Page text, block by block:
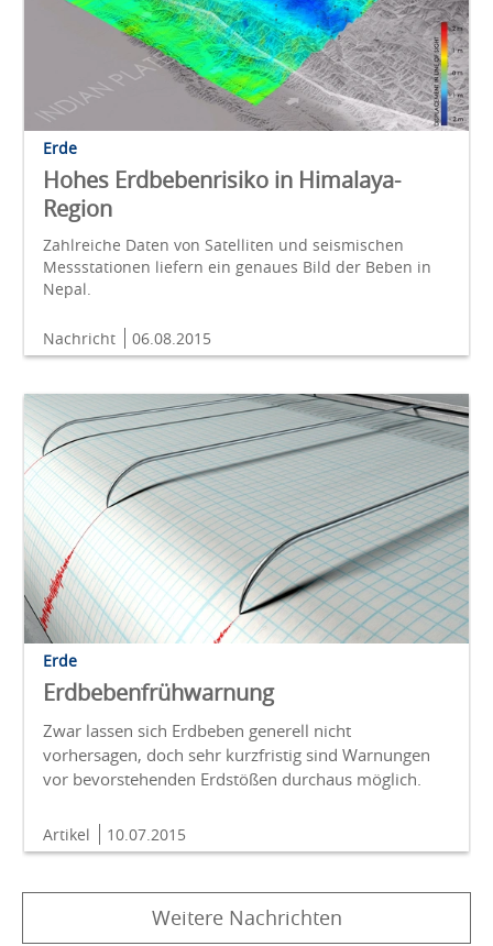
Erde
Hohes Erdbebenrisiko in Himalaya-
Region
Zahlreiche Daten von Satelliten und seismischen
Messstationen liefern ein genaues Bild der Beben in
Nepal.
Nachricht 06.08.2015
Erde
Erdbebenfrühwarnung
Zwar lassen sich Erdbeben generell nicht
vorhersagen, doch sehr kurzfristig sind Warnungen
vor bevorstehenden Erdstößen durchaus möglich.
Artikel 10.07.2015
Weitere Nachrichten